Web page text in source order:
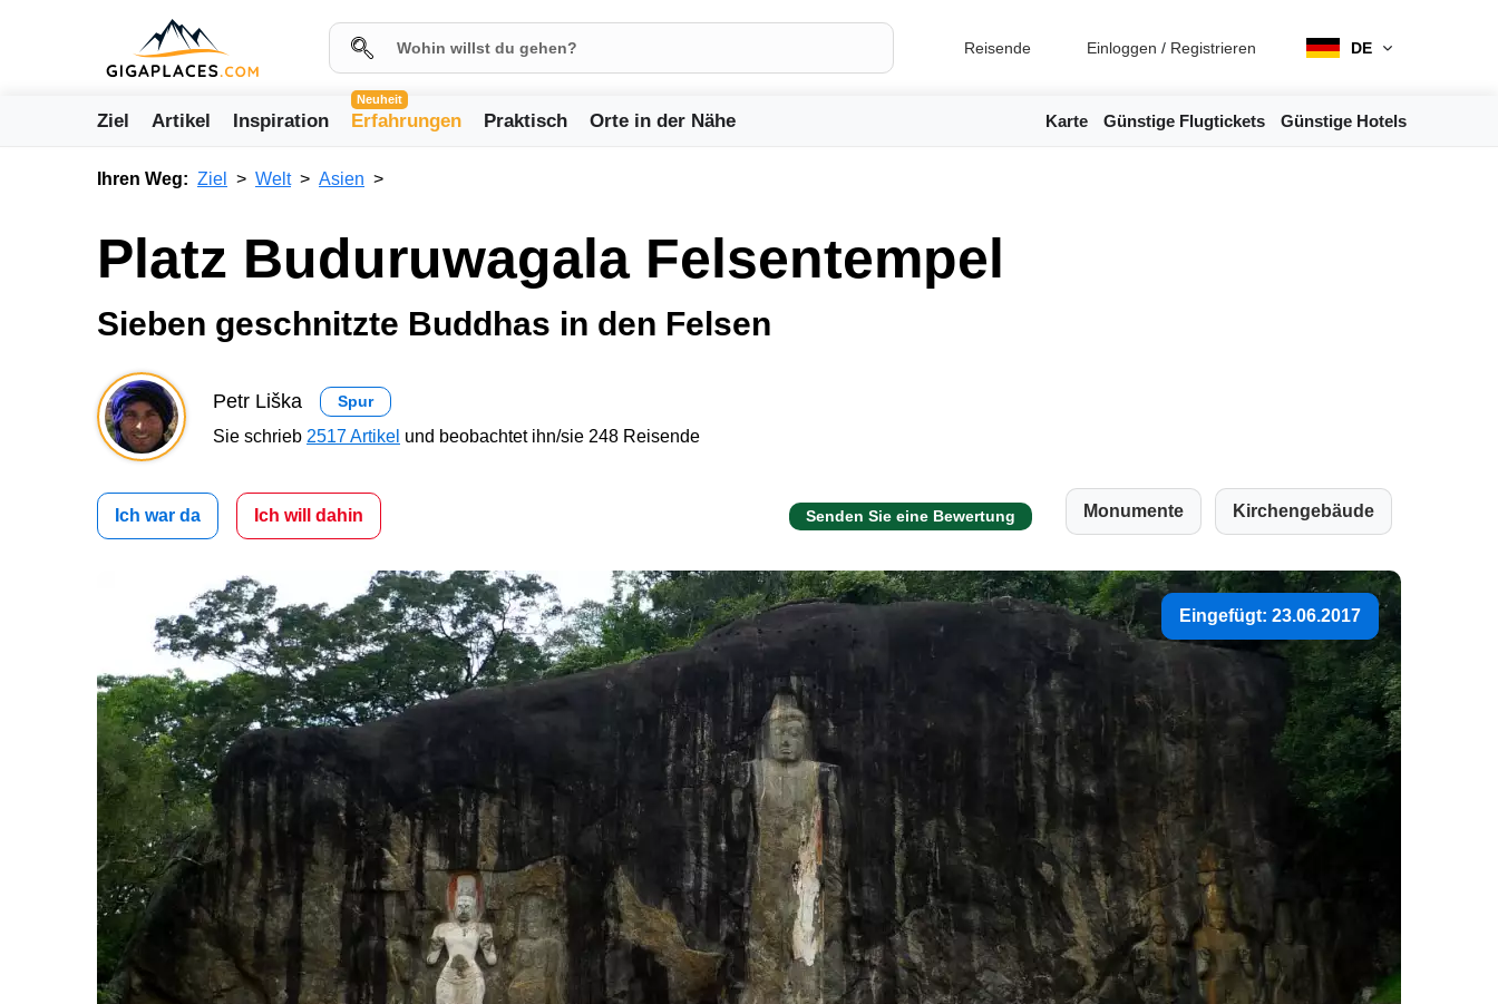
Reisende Einloggen / Registrieren DE
Ziel Artikel Inspiration
Neuheit
Erfahrungen Praktisch Orte in der Nähe Karte Günstige Flugtickets Günstige Hotels
Ihren Weg: Ziel Welt Asien
Platz Buduruwagala Felsentempel
Sieben geschnitzte Buddhas in den Felsen
Petr Liška Spur
Sie schrieb 2517 Artikel und beobachtet ihn/sie 248 Reisende
Ich war da Ich will dahin Senden Sie eine Bewertung Monumente Kirchengebäude
Eingefügt: 23.06.2017